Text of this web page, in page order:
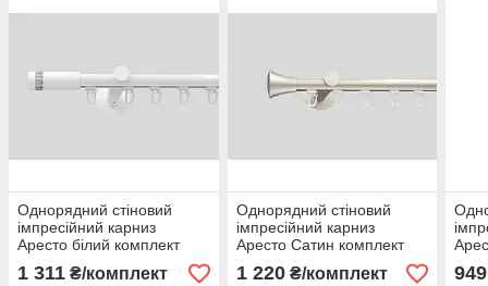
Однорядний стіновий
імпресійний карниз
Аресто білий комплект
Хантос
1 311 ₴/комплект
Однорядний стіновий
імпресійний карниз
Аресто Сатин комплект
Принц
1 220₴/комплект 949